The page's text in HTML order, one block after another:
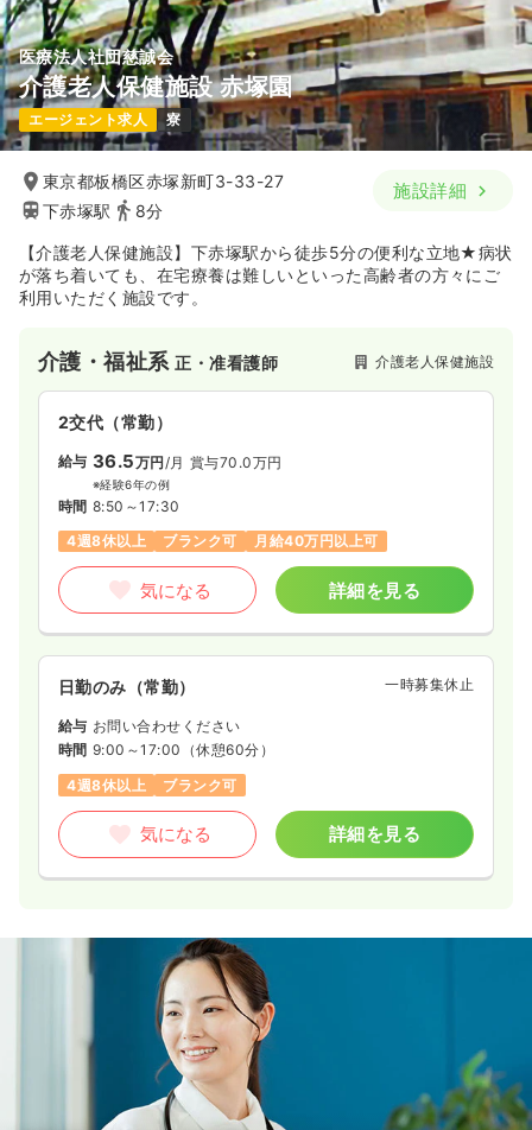
医療法人社団慈誠会
介護老人保健施設 赤塚園
エージェント求人 寮
東京都板橋区赤塚新町3-33-27
下赤塚駅
8分
施設詳細
【介護老人保健施設】下赤塚駅から徒歩5分の便利な立地★病状
が落ち着いても、在宅療養は難しいといった高齢者の方々にご
利用いただく施設です。
介護・福祉系正・准看護師 介護老人保健施設
2交代（常勤）
給与 36.5万円/月 賞与70.0万円
※経験6年の例
時間 8:50～17:30
4週8休以上
ブランク可 月給40万円以上可
気になる 詳細を見る
日勤のみ（常勤） 一時募集休止
給与 お問い合わせください
時間 9:00～17:00 （休憩60分）
4週8休以上
ブランク可
気になる 詳細を見る